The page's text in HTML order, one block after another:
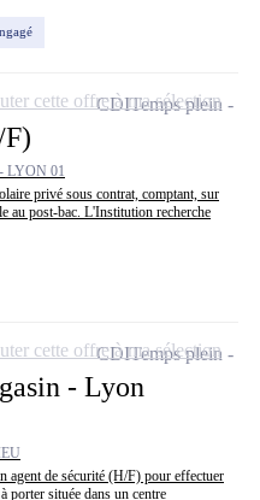
LYON 01
privé sous contrat, comptant, sur
au post-bac. L'Institution recherche
CDITemps plein
cette offre à ma sélection
- Lyon
agent de sécurité (H/F) pour effectuer
porter située dans un centre
CDITemps plein
cette offre à ma sélection